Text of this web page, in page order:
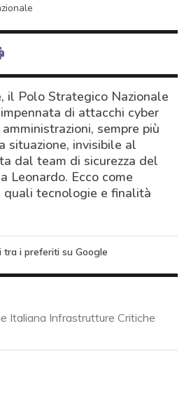
il Polo Strategico Nazionale
di attacchi cyber
sempre più
situazione, invisibile al
dal team di sicurezza del
Leonardo. Ecco come
quali tecnologie e finalità
tra i preferiti su Google
Italiana Infrastrutture Critiche